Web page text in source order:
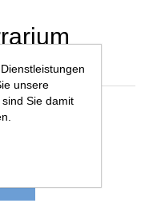
5mm
113
unsere
Sie damit